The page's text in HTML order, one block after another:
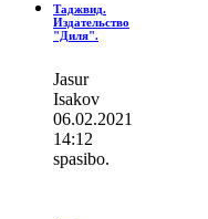
Таджвид.
Издательство
"Диля".
Jasur
Isakov
06.02.2021
14:12
spasibo.